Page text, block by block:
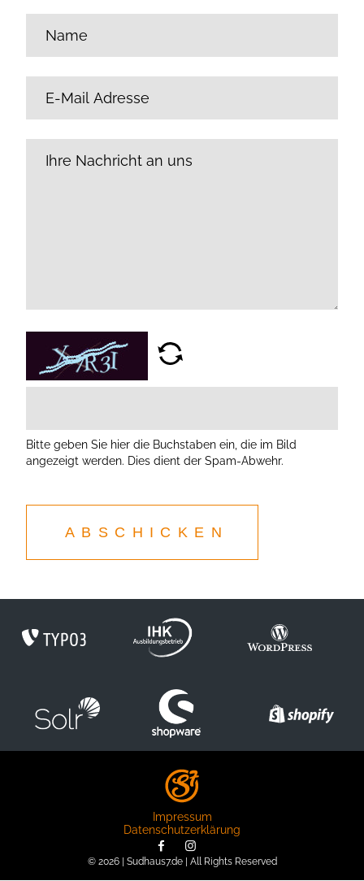
Bitte geben Sie hier die Buchstaben ein, die im Bild
angezeigt werden. Dies dient der Spam-Abwehr.
ABSCHICKEN
© 2026 | Sudhaus7.de | All Rights Reserved
Impressum
Datenschutzerklärung